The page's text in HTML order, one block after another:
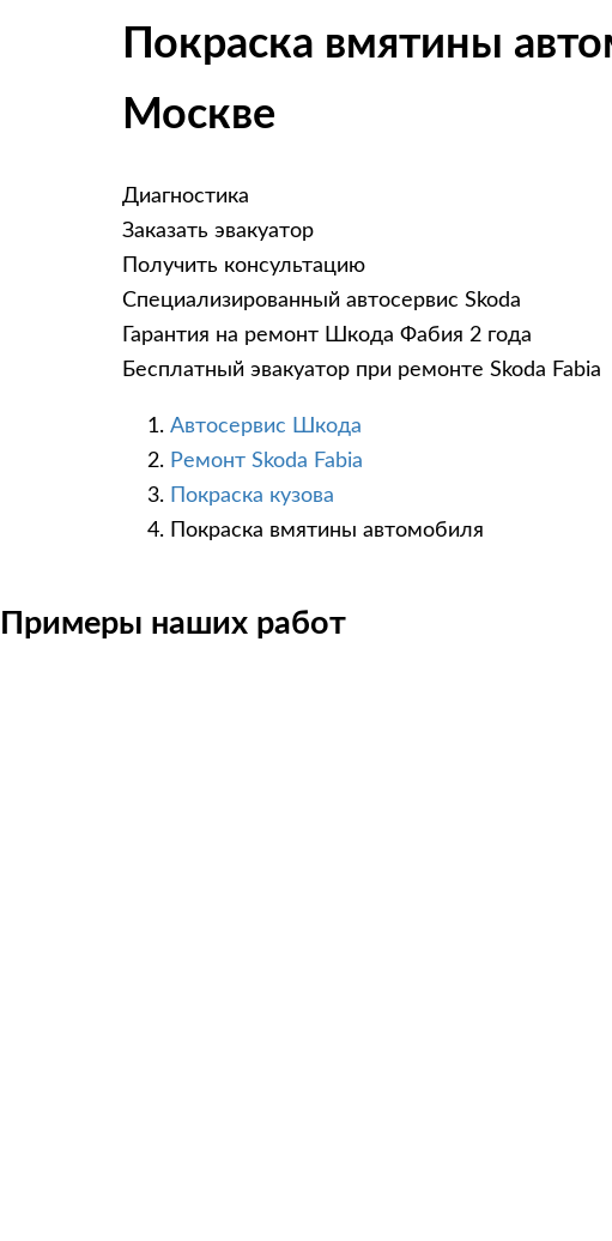
Покраска вмятины
Москве
Диагностика
Заказать эвакуатор
Получить консультацию
Специализированный автосервис Skoda
Гарантия на ремонт Шкода Фабия 2 года
Бесплатный эвакуатор при ремонте Skoda Fabia
Автосервис Шкода
Ремонт Skoda Fabia
Покраска кузова
Покраска вмятины автомобиля
Примеры наших работ